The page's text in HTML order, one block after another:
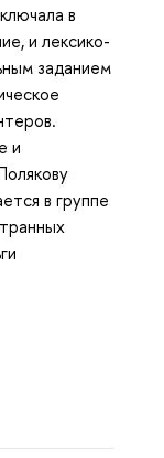
в
и лексико-
заданием
и
в группе